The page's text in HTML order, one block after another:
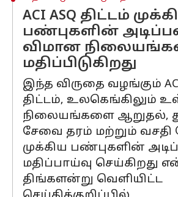
ACI ASQ திட்டம்
பண்புகளின்
விமான
மதிப்பிடுகிறது
இந்த விருதை வழங்கும் ACI
திட்டம், உலகெங்கிலும்
நிலையங்களை ஆறுதல்,
சேவை தரம் மற்றும்
முக்கிய பண்புகளின்
மதிப்பாய்வு செய்கிறது
திங்களன்று வெளியிட்ட